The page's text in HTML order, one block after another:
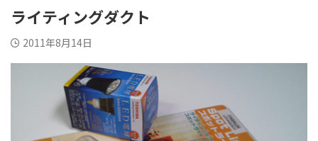
ライティングダクト
2011年8月14日